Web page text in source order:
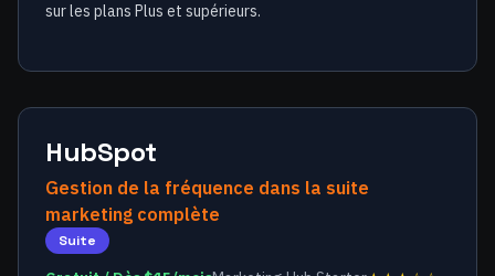
sur les plans Plus et supérieurs.
HubSpot
Gestion de la fréquence dans la suite
marketing complète
Suite